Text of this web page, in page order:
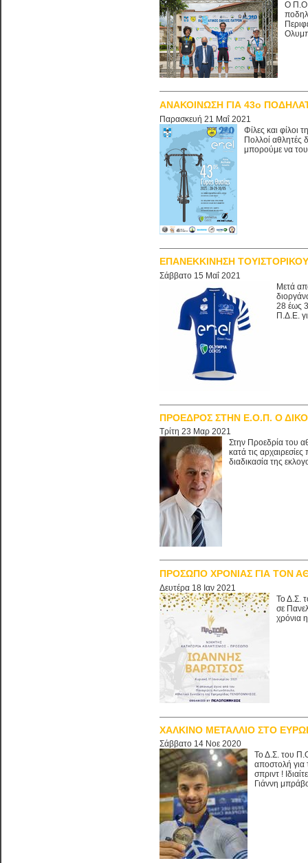
Ο Π.Ο.
ΑΝΑΚΟΙΝΩΣΗ ΓΙΑ 43ο
Παρασκευή 21 Μαΐ 2021
Φίλες και
Πολλοί αθλητές
μπορούμε να
ΕΠΑΝΕΚΚΙΝΗΣΗ
Σάββατο 15 Μαΐ 2021
Μετά
28 έως
Π.Δ.Ε.
ΠΡΟΕΔΡΟΣ ΣΤΗΝ Ε.Ο.Π. Ο
Τρίτη 23 Μαρ 2021
Στην Προεδρία του
κατά τις
διαδικασία της
ΠΡΟΣΩΠΟ ΧΡΟΝΙΑΣ ΓΙΑ ΤΟΝ
Δευτέρα 18 Ιαν 2021
Το Δ.Σ.
σε
χρόνια
ΧΑΛΚΙΝΟ ΜΕΤΑΛΛΙΟ ΣΤΟ
Σάββατο 14 Νοε 2020
Το Δ.Σ. του
αποστολή για
σπριντ !
Γιάννη